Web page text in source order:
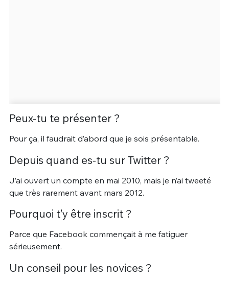
Peux-tu te présenter ?
Pour ça, il faudrait d’abord que je sois présentable.
Depuis quand es-tu sur Twitter ?
J’ai ouvert un compte en mai 2010, mais je n’ai tweeté
que très rarement avant mars 2012.
Pourquoi t’y être inscrit ?
Parce que Facebook commençait à me fatiguer
sérieusement.
Un conseil pour les novices ?